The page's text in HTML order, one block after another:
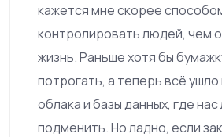
кажется мне скорее
контролировать людей, чем
жизнь. Раньше хотя бы
потрогать, а теперь всё ушло
облака и базы данных, где нас
подменить. Но ладно, если